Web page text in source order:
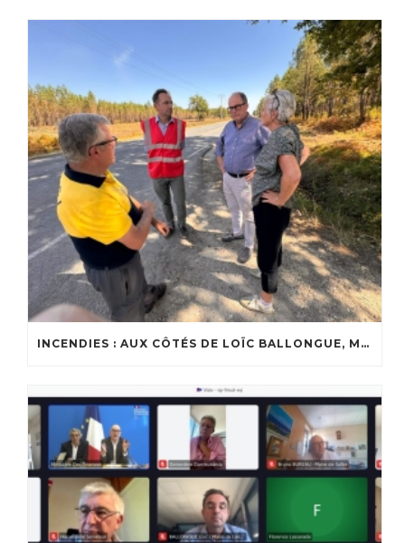
INCENDIES : AUX CÔTÉS DE LOÏC BALLONGUE, MAIRE DE LANTON